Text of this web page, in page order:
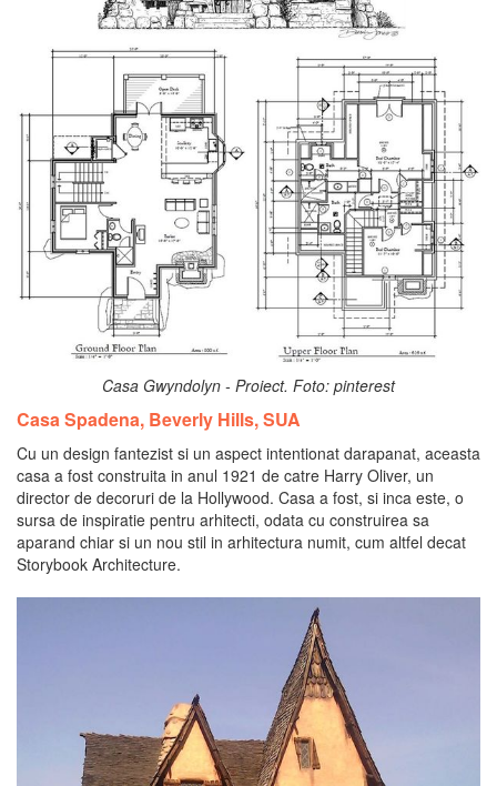
Casa Gwyndolyn - Proiect. Foto: pinterest
Casa Spadena, Beverly Hills, SUA
Cu un design fantezist si un aspect intentionat darapanat, aceasta
casa a fost construita in anul 1921 de catre Harry Oliver, un
director de decoruri de la Hollywood. Casa a fost, si inca este, o
sursa de inspiratie pentru arhitecti, odata cu construirea sa
aparand chiar si un nou stil in arhitectura numit, cum altfel decat
Storybook Architecture.